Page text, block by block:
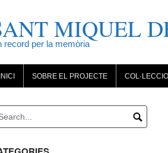
MIQUEL
record per la memòria
INICI SOBRE EL PROJECTE